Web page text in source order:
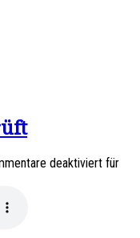
deaktiviert für